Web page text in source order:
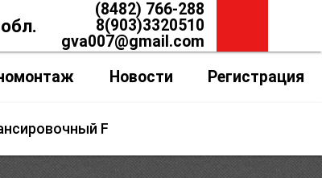
(8482) 766-288
8(903)3320510
gva007@gmail.com
Новости Регистрация
F